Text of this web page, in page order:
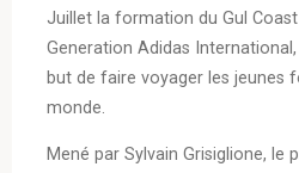
Juillet la formation du Gul Coast
Generation Adidas
but de faire voyager les jeunes
monde.
Mené par Sylvain Grisiglione, le